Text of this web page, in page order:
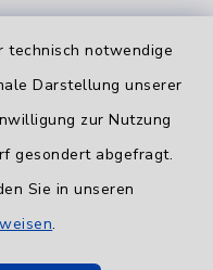
technisch notwendige
Darstellung unserer
zur Nutzung
gesondert abgefragt.
Sie in unseren
.